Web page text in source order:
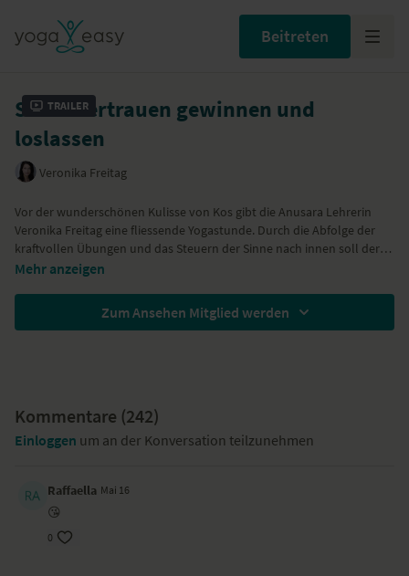
Beitreten
Trailer
Selbstvertrauen gewinnen und
loslassen
Veronika Freitag
Vor der wunderschönen Kulisse von Kos gibt die Anusara Lehrerin
Veronika Freitag eine fliessende Yogastunde. Durch die Abfolge der
kraftvollen Übungen und das Steuern der Sinne nach innen soll der
Übende sich selbst näher kommen. Oft sind wir geprägt von
liegt in den verschiedensten Stellungen: eine kraftaufbauende
Mehr anzeigen
Zum Ansehen Mitglied werden
Kommentare (242)
Einloggen um an der Konversation teilzunehmen
Raffaella Mai 16
😘
0